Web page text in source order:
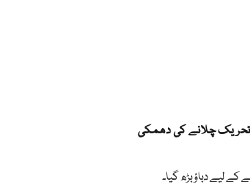
تحریک چلانے کی دھمکی
لیے دباؤ بڑھ گیا۔